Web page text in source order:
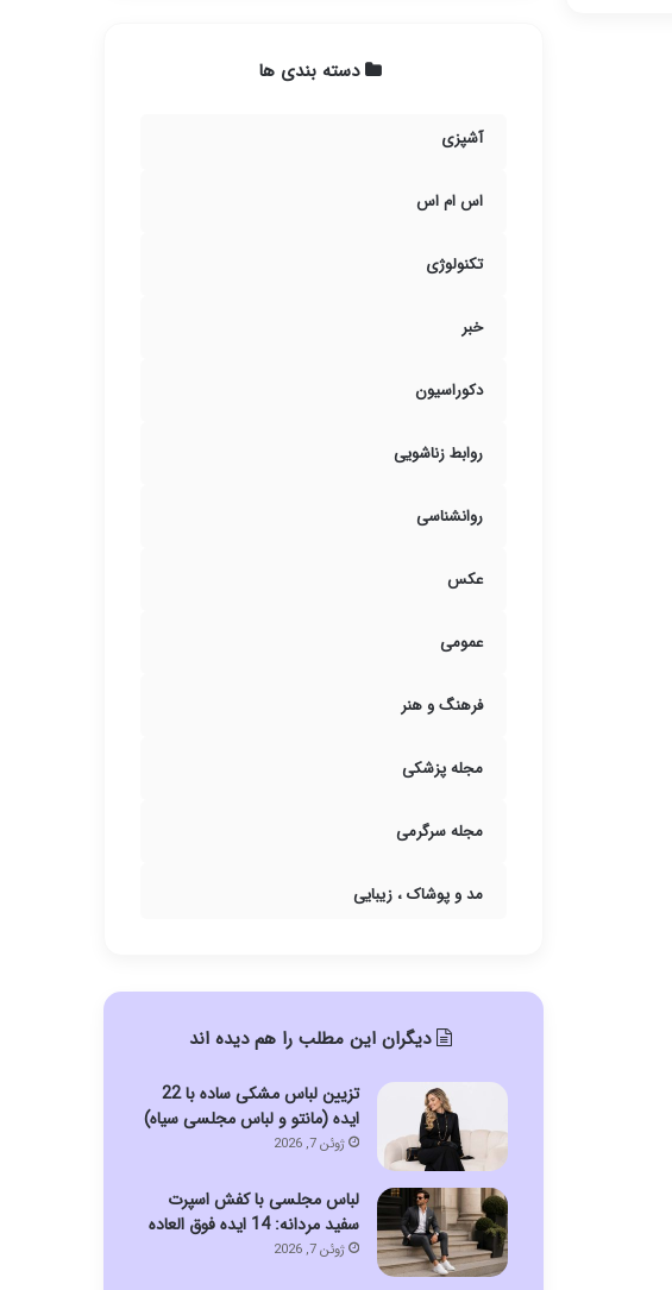
دسته بندی ها
آشپزی
اس ام اس
تکنولوژی
خبر
دکوراسیون
روابط زناشویی
روانشناسی
عکس
عمومی
فرهنگ و هنر
مجله پزشکی
مجله سرگرمی
مد و پوشاک ، زیبایی
دیگران این مطلب را هم دیده اند
تزیین لباس مشکی ساده با 22
ایده (مانتو و لباس مجلسی سیاه)
ژوئن 7, 2026
لباس مجلسی با کفش اسپرت
سفید مردانه: 14 ایده فوق العاده
ژوئن 7, 2026